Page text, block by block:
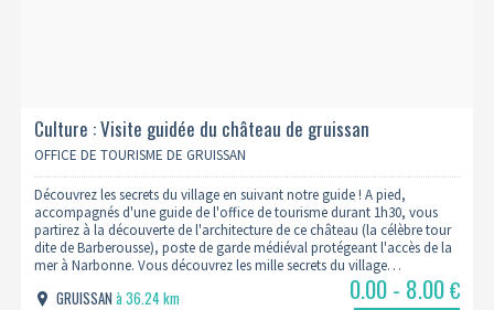
Culture : Visite guidée du château de gruissan
OFFICE DE TOURISME DE GRUISSAN
Découvrez les secrets du village en suivant notre guide ! A pied,
accompagnés d'une guide de l'office de tourisme durant 1h30, vous
partirez à la découverte de l'architecture de ce château (la célèbre tour
dite de Barberousse), poste de garde médiéval protégeant l'accès de la
mer à Narbonne. Vous découvrez les mille secrets du village…
GRUISSANà 36.24 km
0.00 - 8.00€